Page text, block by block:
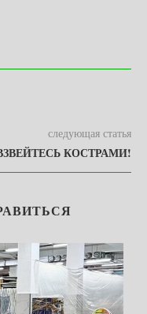
следующая статья
КОСТРАМИ!